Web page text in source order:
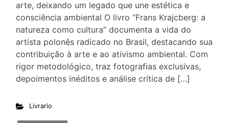
arte, deixando um legado que une estética e
consciência ambiental O livro “Frans Krajcberg: a
natureza como cultura” documenta a vida do
artista polonês radicado no Brasil, destacando sua
contribuição à arte e ao ativismo ambiental. Com
rigor metodológico, traz fotografias exclusivas,
depoimentos inéditos e análise crítica de […]
Livrario